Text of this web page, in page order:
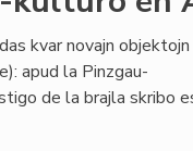
kvar novajn objektojn
apud la Pinzgau-
de la brajla skribo